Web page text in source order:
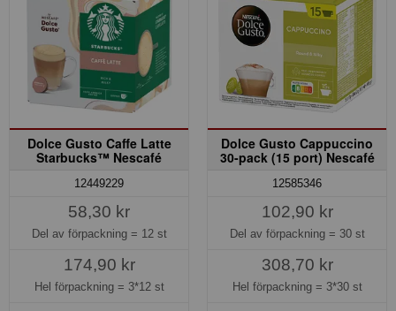
Dolce Gusto Caffe Latte
Starbucks™ Nescafé
12449229
58,30 kr
Del av förpackning = 12 st
174,90 kr
Hel förpackning = 3*12 st
Dolce Gusto Cappuccino
30-pack (15 port) Nescafé
12585346
102,90 kr
Del av förpackning = 30 st
308,70 kr
Hel förpackning = 3*30 st